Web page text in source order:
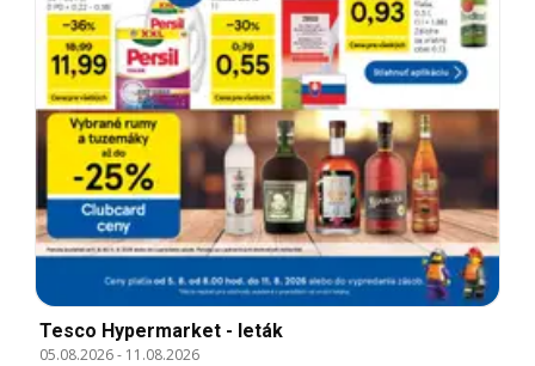
Tesco Hypermarket - leták
05.08.2026- 11.08.2026